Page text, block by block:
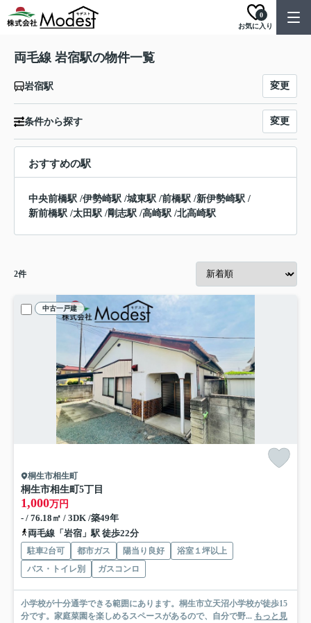
お気に入り
0
両毛線 岩宿駅の物件一覧
岩宿駅 変更
条件から探す 変更
おすすめの駅
中央前橋駅 /伊勢崎駅 /城東駅 /前橋駅 /新伊勢崎駅 /
新前橋駅 /太田駅 /剛志駅 /高崎駅 /北高崎駅
2件
中古一戸建
桐生市相生町
桐生市相生町5丁目
1,000万円
- / 76.18㎡ / 3DK /築49年
両毛線「岩宿」駅 徒歩22分
駐車2台可 都市ガス 陽当り良好
浴室１坪以上
バス・トイレ別
ガスコンロ
小学校が十分通学できる範囲にあります。桐生市立天沼小学校が徒歩15
分です。家庭菜園を楽しめるスペースがあるので、自分で野... もっと見